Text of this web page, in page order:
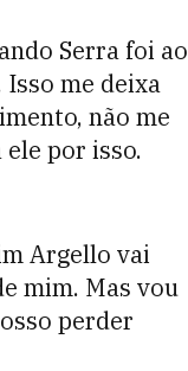
Serra foi ao
me deixa
não me
ele por isso.
Argello vai
mim. Mas vou
perder